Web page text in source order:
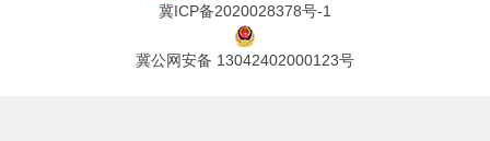
冀ICP备2020028378号-1
冀公网安备 13042402000123号